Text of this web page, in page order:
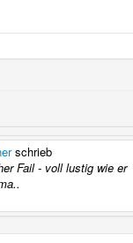
schrieb
Fail - voll lustig wie er